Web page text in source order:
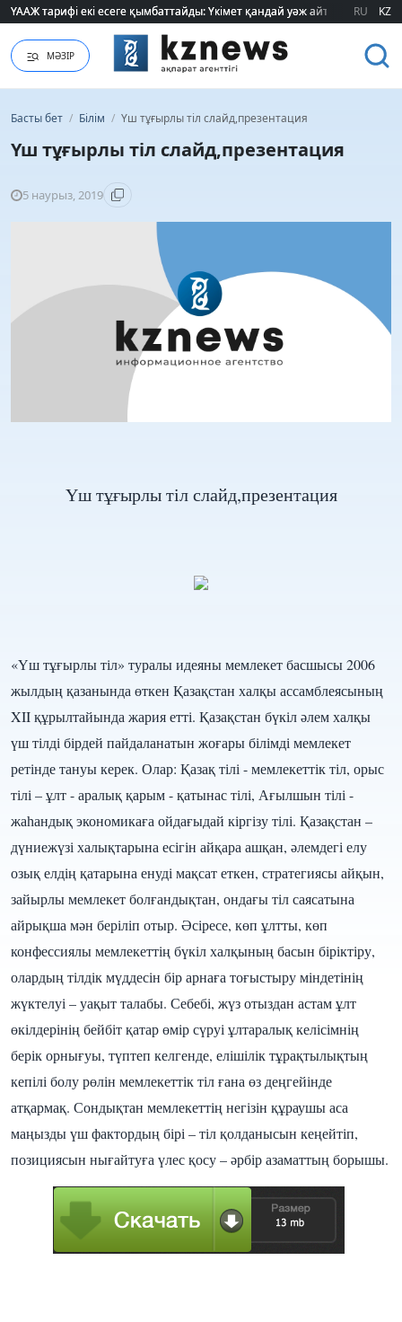
ҮААЖ тарифі екі есеге қымбаттайды: Үкімет қандай уәж айтады?
ҮААЖ тарифі екі есеге қымбаттайды: Үкімет қандай уәж айтады? RU KZ
МӘЗІР
Басты бет / Білім / Үш тұғырлы тіл слайд,презентация
Үш тұғырлы тіл слайд,презентация
5 наурыз, 2019
Үш тұғырлы тіл слайд,презентация
«Үш тұғырлы тіл» туралы идеяны мемлекет басшысы 2006
жылдың қазанында өткен Қазақстан халқы ассамблеясының
XII құрылтайында жария етті. Қазақстан бүкіл әлем халқы
үш тілді бірдей пайдаланатын жоғары білімді мемлекет
ретінде тануы керек. Олар: Қазақ тілі - мемлекеттік тіл, орыс
тілі – ұлт - аралық қарым - қатынас тілі, Ағылшын тілі -
жаһандық экономикаға ойдағыдай кіргізу тілі. Қазақстан –
дүниежүзі халықтарына есігін айқара ашқан, әлемдегі елу
озық елдің қатарына енуді мақсат еткен, стратегиясы айқын,
зайырлы мемлекет болғандықтан, ондағы тіл саясатына
айрықша мән беріліп отыр. Әсіресе, көп ұлтты, көп
конфессиялы мемлекеттің бүкіл халқының басын біріктіру,
олардың тілдік мүддесін бір арнаға тоғыстыру міндетінің
жүктелуі – уақыт талабы. Себебі, жүз отыздан астам ұлт
өкілдерінің бейбіт қатар өмір сүруі ұлтаралық келісімнің
берік орнығуы, түптеп келгенде, елішілік тұрақтылықтың
кепілі болу рөлін мемлекеттік тіл ғана өз деңгейінде
атқармақ. Сондықтан мемлекеттің негізін құраушы аса
маңызды үш фактордың бірі – тіл қолданысын кеңейтіп,
позициясын нығайтуға үлес қосу – әрбір азаматтың борышы.